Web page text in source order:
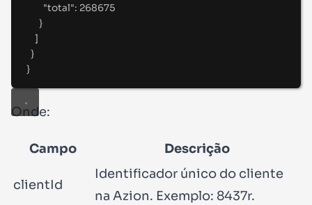
"total": 268675
}
]
}
}
Onde:
Campo Descrição
clientId
Identificador único do cliente
na Azion. Exemplo: 8437r.